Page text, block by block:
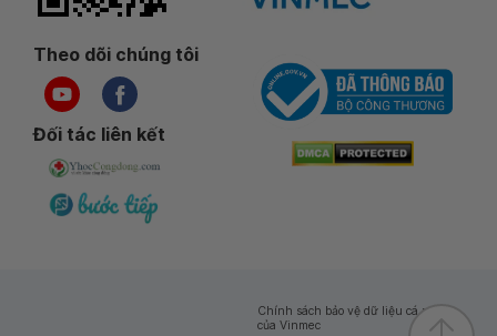
Theo dõi chúng tôi
Đối tác liên kết
Chính sách bảo vệ dữ liệu cá nhân
của Vinmec